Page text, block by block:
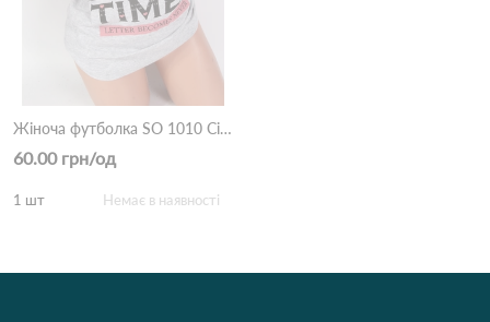
Жіноча футболка SO 1010 Сірий
60.00 грн/од
1 шт Немає в наявності